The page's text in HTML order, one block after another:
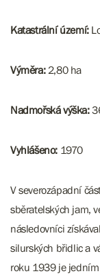
Katastrální území:
Výměra:2,80 ha
Nadmořská výška:
Vyhlášeno: 1970
V severozápadní
sběratelských jam,
následovníci
silurských břidlic a
roku 1939 je